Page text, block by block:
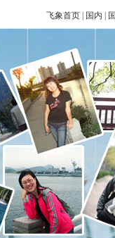
飞象首页 国内